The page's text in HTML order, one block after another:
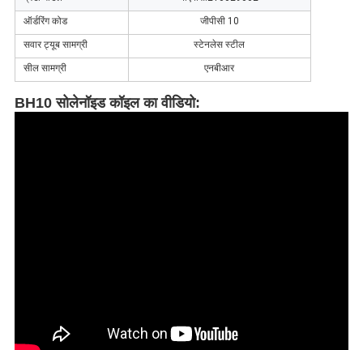
ऑर्डरिंग कोड जीपीसी 10
सवार ट्यूब सामग्री स्टेनलेस स्टील
सील सामग्री एनबीआर
BH10 सोलेनॉइड कॉइल का वीडियो: